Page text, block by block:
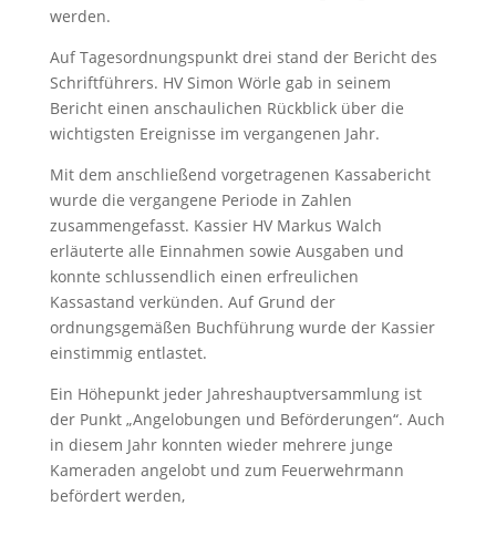
werden.
Auf Tagesordnungspunkt drei stand der Bericht des
Schriftführers. HV Simon Wörle gab in seinem
Bericht einen anschaulichen Rückblick über die
wichtigsten Ereignisse im vergangenen Jahr.
Mit dem anschließend vorgetragenen Kassabericht
wurde die vergangene Periode in Zahlen
zusammengefasst. Kassier HV Markus Walch
erläuterte alle Einnahmen sowie Ausgaben und
konnte schlussendlich einen erfreulichen
Kassastand verkünden. Auf Grund der
ordnungsgemäßen Buchführung wurde der Kassier
einstimmig entlastet.
Ein Höhepunkt jeder Jahreshauptversammlung ist
der Punkt „Angelobungen und Beförderungen“. Auch
in diesem Jahr konnten wieder mehrere junge
Kameraden angelobt und zum Feuerwehrmann
befördert werden,